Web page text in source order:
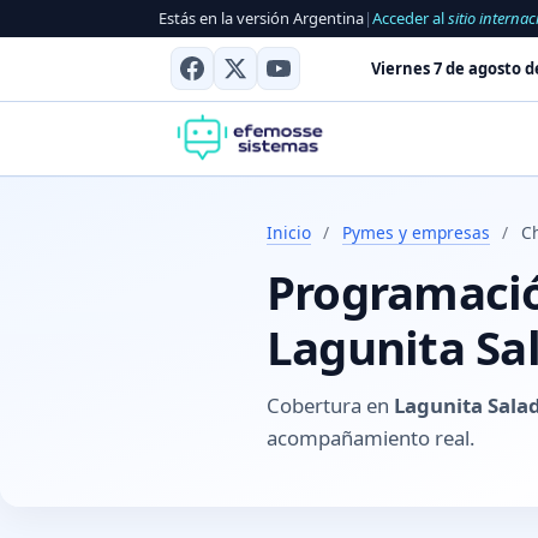
Estás en la versión Argentina|Acceder alsitio
Viernes 7 de agosto
Inicio / Pymes y empresas /
Lagunita
Cobertura en Lagunita
acompañamiento real.